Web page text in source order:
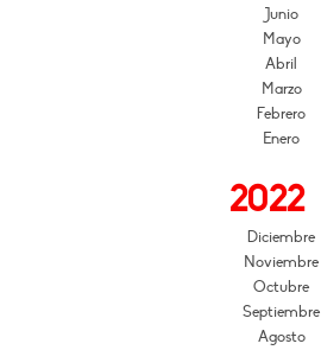
Junio
Mayo
Abril
Marzo
Febrero
Enero
2022
Diciembre
Noviembre
Octubre
Septiembre
Agosto